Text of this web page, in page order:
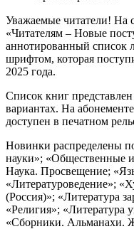
Уважаемые читатели! На
«Читателям – Новые
аннотированный список
шрифтом, которая
2025 года.
Список книг
вариантах. На
доступен в печатном
Новинки распределены
науки»; «Общественные
Наука. Просвещение;
«Литературоведение»;
(Россия)»; «Литература
«Религия»; «Литература
«Сборники. Альманахи.